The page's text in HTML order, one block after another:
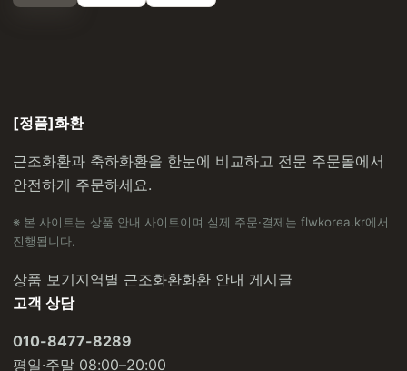
[정품]화환
근조화환과 축하화환을 한눈에 비교하고 전문 주문몰에서
안전하게 주문하세요.
※ 본 사이트는 상품 안내 사이트이며 실제 주문·결제는 flwkorea.kr에서
진행됩니다.
상품 보기지역별 근조화환화환 안내 게시글
고객 상담
010-8477-8289
평일·주말 08:00–20:00